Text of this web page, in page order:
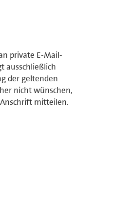
private E-Mail-
ausschließlich
der geltenden
nicht wünschen,
mitteilen.